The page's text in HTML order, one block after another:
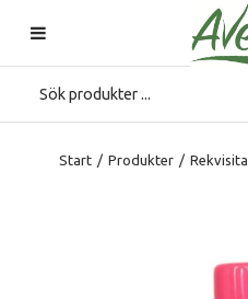
Start / Produkter / Rekvisita